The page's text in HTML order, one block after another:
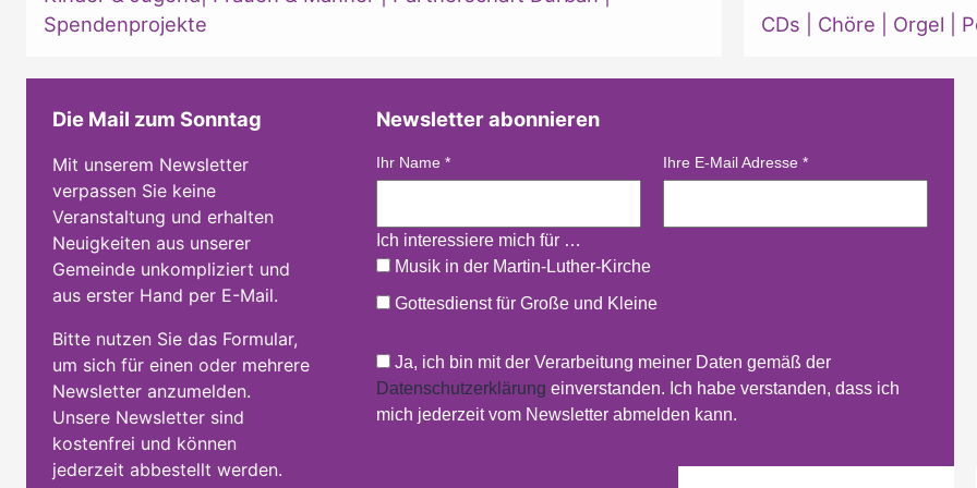
Spendenprojekte
CDs Chöre Orgel
Die Mail zum Sonntag
Mit unserem Newsletter
verpassen Sie keine
Veranstaltung und erhalten
Neuigkeiten aus unserer
Gemeinde unkompliziert und
aus erster Hand per E-Mail.
Bitte nutzen Sie das Formular,
um sich für einen oder mehrere
Newsletter anzumelden.
Unsere Newsletter sind
kostenfrei und können
jederzeit abbestellt werden.
Newsletter abonnieren
Ihr Name * Ihre E-Mail Adresse *
Ich interessiere mich für …
Musik in der Martin-Luther-Kirche
Gottesdienst für Große und Kleine
Ja, ich bin mit der Verarbeitung meiner Daten gemäß der
Datenschutzerklärung einverstanden. Ich habe verstanden, dass ich
mich jederzeit vom Newsletter abmelden kann.